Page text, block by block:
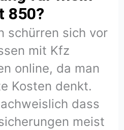
850?
schürren sich vor
mit Kfz
online, da man
Kosten denkt.
dass
meist